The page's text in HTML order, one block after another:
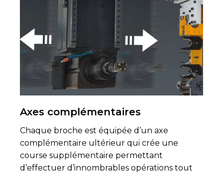
Axes complémentaires
Chaque broche est équipée d’un axe
complémentaire ultérieur qui crée une
course supplémentaire permettant
d’effectuer d’innombrables opérations tout